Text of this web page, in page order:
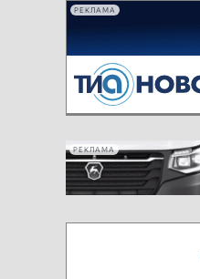
РЕКЛАМА
РЕКЛАМА